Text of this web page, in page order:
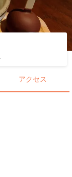
アクセス